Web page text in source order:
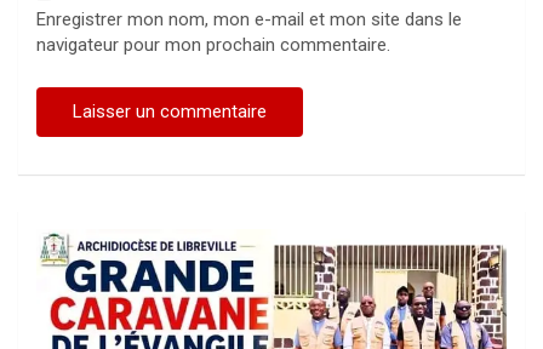
Enregistrer mon nom, mon e-mail et mon site dans le
navigateur pour mon prochain commentaire.